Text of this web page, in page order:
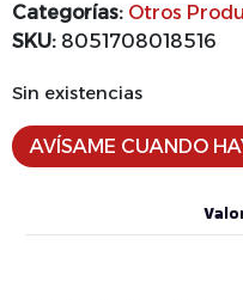
Categorías: Otros
SKU: 8051708018516
Sin existencias
AVÍSAME CUANDO